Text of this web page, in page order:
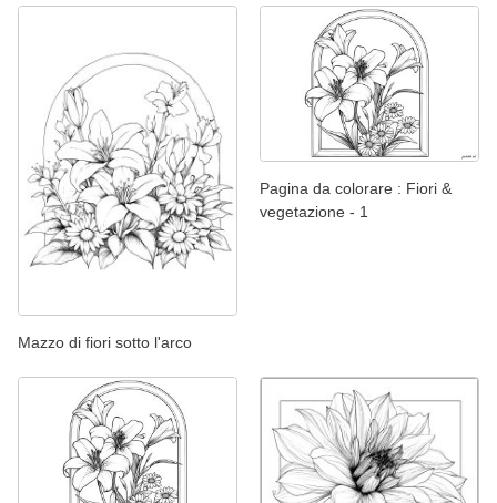
Mazzo di fiori sotto l'arco
Pagina da colorare : Fiori &
vegetazione - 1